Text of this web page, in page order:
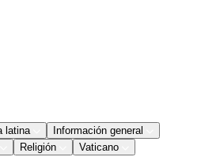
latina
Información general
Religión Vaticano